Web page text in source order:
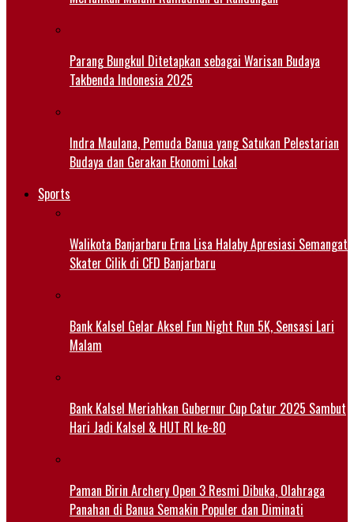
Parang Bungkul Ditetapkan sebagai Warisan Budaya
Takbenda Indonesia 2025
Indra Maulana, Pemuda Banua yang Satukan Pelestarian
Budaya dan Gerakan Ekonomi Lokal
Sports
Walikota Banjarbaru Erna Lisa Halaby Apresiasi Semangat
Skater Cilik di CFD Banjarbaru
Bank Kalsel Gelar Aksel Fun Night Run 5K, Sensasi Lari
Malam
Bank Kalsel Meriahkan Gubernur Cup Catur 2025 Sambut
Hari Jadi Kalsel & HUT RI ke-80
Paman Birin Archery Open 3 Resmi Dibuka, Olahraga
Panahan di Banua Semakin Populer dan Diminati